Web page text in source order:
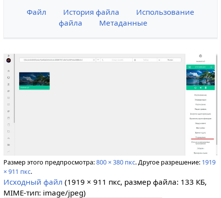
Файл История файла
Использование
файла
Метаданные
Размер этого предпросмотра:800 × 380 пкс.Другое разрешение: 1919
× 911 пкс.
Исходный файл (1919 × 911 пкс, размер файла: 133 КБ,
MIME-тип: image/jpeg)